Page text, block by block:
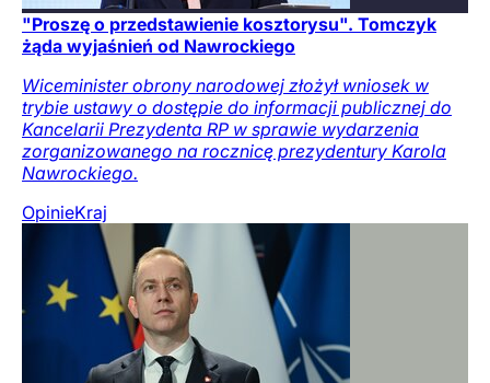
"Proszę o przedstawienie kosztorysu". Tomczyk
żąda wyjaśnień od Nawrockiego
Wiceminister obrony narodowej złożył wniosek w
trybie ustawy o dostępie do informacji publicznej do
Kancelarii Prezydenta RP w sprawie wydarzenia
zorganizowanego na rocznicę prezydentury Karola
Nawrockiego.
OpinieKraj